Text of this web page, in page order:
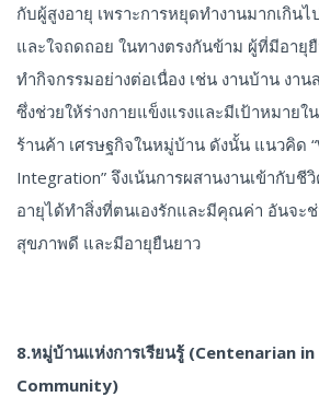
กับผู้สูงอายุ เพราะการหยุดทำงานมากเกิน
และใจถดถอย ในทางตรงกันข้าม ผู้ที่มีอายุ
ทำกิจกรรมอย่างต่อเนื่อง เช่น งานบ้าน งาน
ซึ่งช่วยให้ร่างกายแข็งแรงและมีเป้าหมายใ
ร้านค้า เศรษฐกิจในหมู่บ้าน ดังนั้น แนวคิด
Integration” จึงเน้นการผสานงานเข้ากับชี
อายุได้ทำสิ่งที่ตนเองรักและมีคุณค่า อันจะ
สุขภาพดี และมีอายุยืนยาว
8.หมู่บ้านแห่งการเรียนรู้ (Centenarian
Community)